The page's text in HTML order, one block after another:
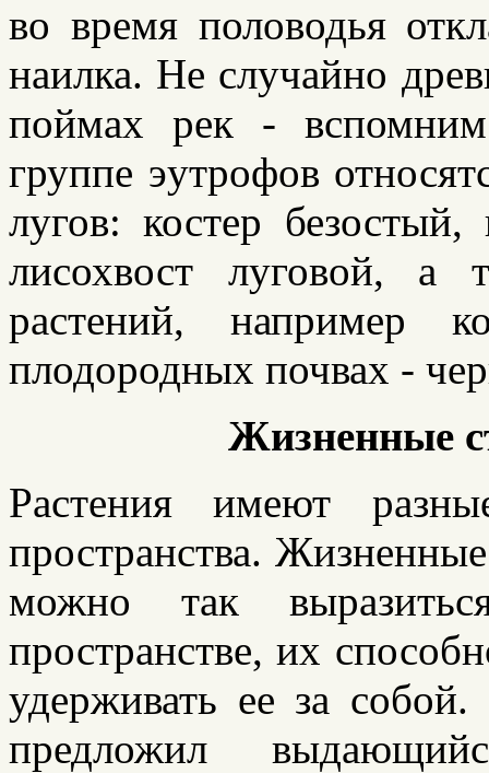
во время половодья
наилка. Не случайно
поймах рек -
группе эутрофов
лугов: костер
лисохвост луговой, а
растений, например
плодородных почвах -
Жизненные
Растения имеют
пространства.
можно так
пространстве, их
удерживать ее за
предложил